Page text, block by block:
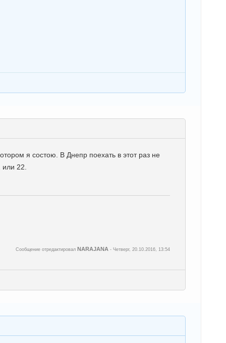
я состою. В Днепр поехать в этот раз не
22.
Сообщение отредактировал NARAJANA - Четверг, 20.10.2016, 13:54